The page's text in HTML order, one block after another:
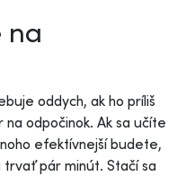
na
oddych, ak ho príliš
odpočinok. Ak sa učíte
efektívnejší budete,
pár minút. Stačí sa